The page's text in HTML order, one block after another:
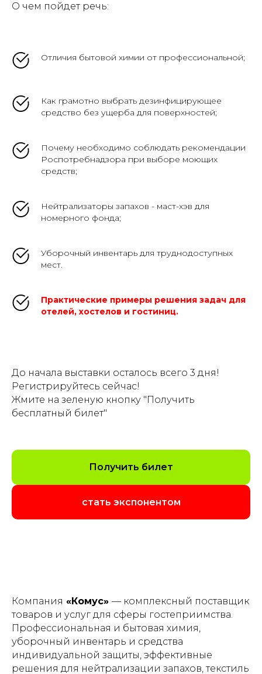
О чем пойдет речь:
Отличия бытовой химии от профессиональной;
Как грамотно выбрать дезинфицирующее
средство без ущерба для поверхностей;
Почему необходимо соблюдать рекомендации
Роспотребнадзора при выборе моющих
средств;
Нейтрализаторы запахов - маст-хэв для
номерного фонда;
Уборочный инвентарь для труднодоступных
мест.
Практические примеры решения задач для
отелей, хостелов и гостиниц.
До начала выставки осталось всего 3 дня!
Регистрируйтесь сейчас!
Жмите на зеленую кнопку "Получить
бесплатный билет"
Получить билет
стать экспонентом
Компания «Комус» — комплексный поставщик
товаров и услуг для сферы гостеприимства.
Профессиональная и бытовая химия,
уборочный инвентарь и средства
индивидуальной защиты, эффективные
решения для нейтрализации запахов, текстиль